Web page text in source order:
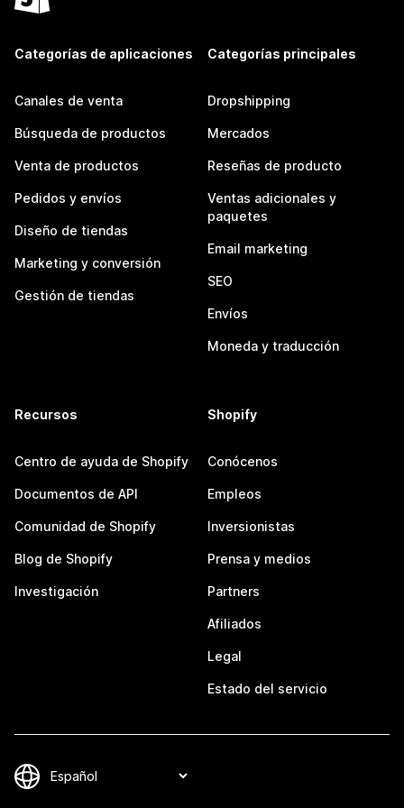
Categorías de aplicaciones
Canales de venta
Búsqueda de productos
Venta de productos
Pedidos y envíos
Diseño de tiendas
Marketing y conversión
Gestión de tiendas
Categorías principales
Dropshipping
Mercados
Reseñas de producto
Ventas adicionales y
paquetes
Email marketing
SEO
Envíos
Moneda y traducción
Recursos
Centro de ayuda de Shopify
Documentos de API
Comunidad de Shopify
Blog de Shopify
Investigación
Shopify
Conócenos
Empleos
Inversionistas
Prensa y medios
Partners
Afiliados
Legal
Estado del servicio